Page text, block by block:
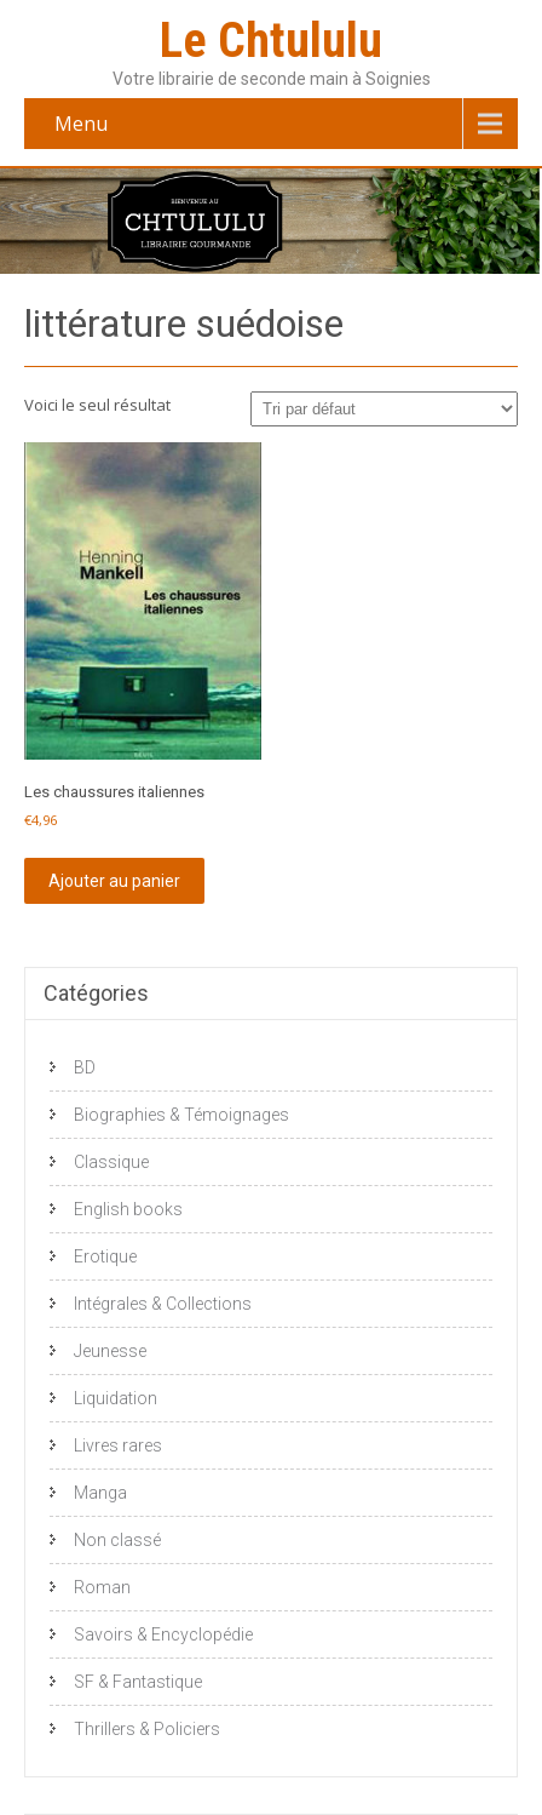
Le Chtululu
Votre librairie de seconde main à Soignies
Menu
littérature suédoise
Voici le seul résultat
Les chaussures italiennes
€4,96
Ajouter au panier
Catégories
BD
Biographies & Témoignages
Classique
English books
Erotique
Intégrales & Collections
Jeunesse
Liquidation
Livres rares
Manga
Non classé
Roman
Savoirs & Encyclopédie
SF & Fantastique
Thrillers & Policiers